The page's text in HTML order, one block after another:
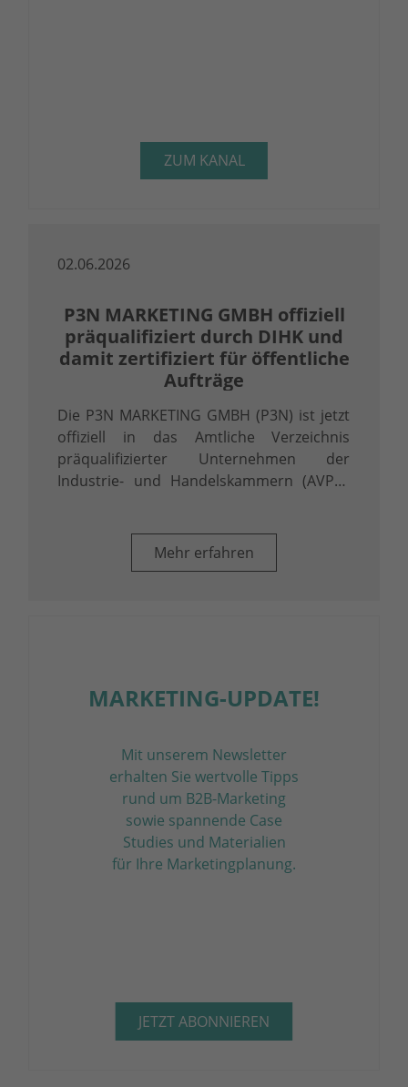
ZUM KANAL
02.06.2026
P3N MARKETING GMBH offiziell
präqualifiziert durch DIHK und
damit zertifiziert für öffentliche
Aufträge
Die P3N MARKETING GMBH (P3N) ist jetzt
offiziell in das Amtliche Verzeichnis
präqualifizierter Unternehmen der
Industrie- und Handelskammern (AVPQ)
als ein Zertifikat – sie ist ein klares …
Mehr erfahren
MARKETING-UPDATE!
Mit unserem Newsletter
erhalten Sie wertvolle Tipps
rund um B2B-Marketing
sowie spannende Case
Studies und Materialien
für Ihre Marketing­planung.
JETZT ABONNIEREN